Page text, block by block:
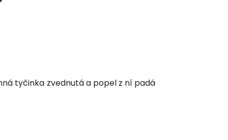
tyčinka zvednutá a popel z ní padá